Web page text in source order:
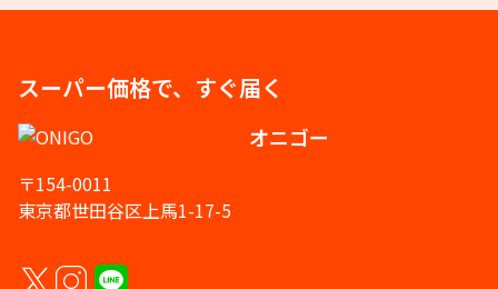
スーパー価格で、すぐ届く
オニゴー
〒154-0011
東京都世田谷区上馬1-17-5